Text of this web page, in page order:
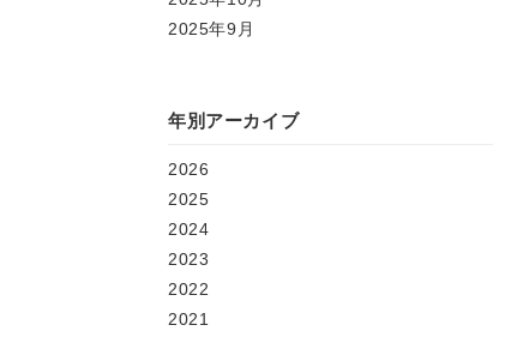
2025年9月
年別アーカイブ
2026
2025
2024
2023
2022
2021